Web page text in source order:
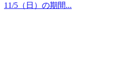
11/5（日）の期間...